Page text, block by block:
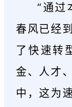
“通过
春风已经
了快速转
金、人才
中，这为